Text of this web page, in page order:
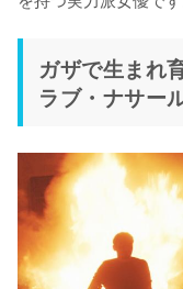
ガザで生まれ
ラブ・ナサー